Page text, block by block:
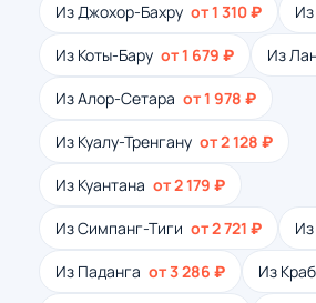
Из Джохор-Бахру от 1 310 ₽
Из Коты-Бару от 1 679 ₽ Из
Из Алор-Сетара от 1 978 ₽
Из Куалу-Тренгану от 2 128 ₽
Из Куантана от 2 179 ₽
Из Симпанг-Тиги от 2 721 ₽
Из Паданга от 3 286 ₽ Из